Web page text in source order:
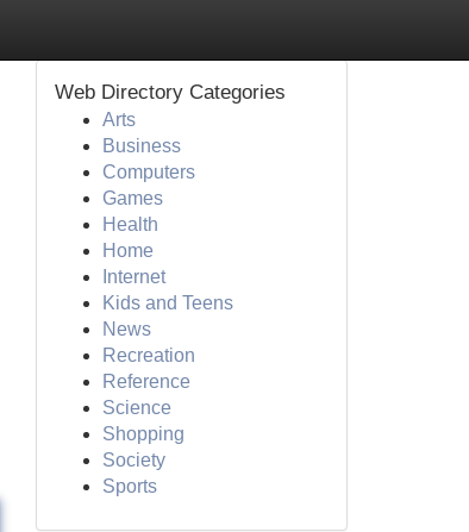
Web Directory Categories
Arts
Business
Computers
Games
Health
Home
Internet
Kids and Teens
News
Recreation
Reference
Science
Shopping
Society
Sports